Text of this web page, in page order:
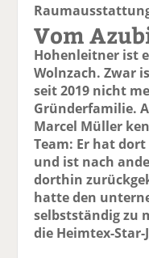
Vom
Hohenleitner ist
Wolnzach. Zwar
seit 2019 nicht
Gründerfamilie.
Marcel Müller
Team: Er hat
und ist nach
dorthin
hatte den
selbstständig zu
die Heimtex-Star-